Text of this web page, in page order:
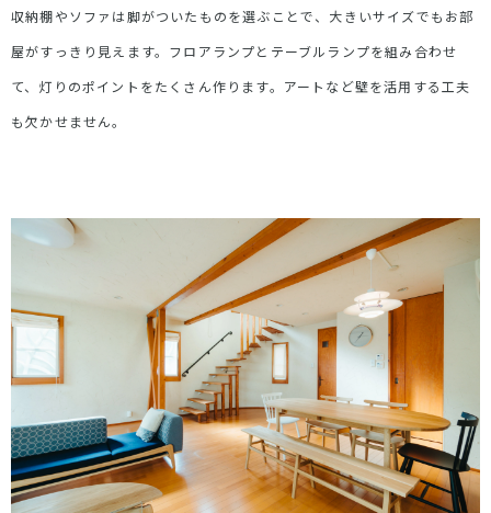
収納棚やソファは脚がついたものを選ぶことで、大きいサイズでもお部
屋がすっきり見えます。フロアランプとテーブルランプを組み合わせ
て、灯りのポイントをたくさん作ります。アートなど壁を活用する工夫
も欠かせません。